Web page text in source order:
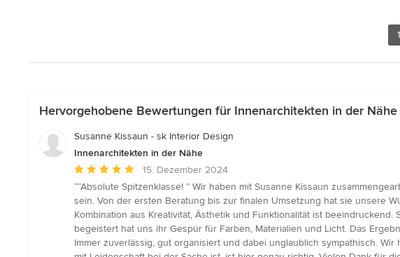
1
Hervorgehobene Bewertungen für Innenarchitekten in der Nähe
Susanne Kissaun - sk Interior Design
Innenarchitekten in der Nähe
Durchschnittliche
Bewertung:
5
von
5
Sternen
15. Dezember 2024
““Absolute Spitzenklasse! ” Wir haben mit Susanne Kissaun
sein. Von der ersten Beratung bis zur finalen Umsetzung hat sie unsere
Kombination aus Kreativität, Ästhetik und Funktionalität ist
begeistert hat uns ihr Gespür für Farben, Materialien und Licht. Das
Immer zuverlässig, gut organisiert und dabei unglaublich sympathisch.